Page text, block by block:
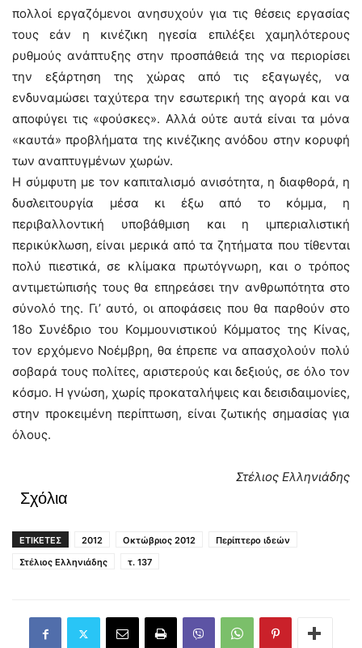
πολλοί εργαζόμενοι ανησυχούν για τις θέσεις εργασίας
τους εάν η κινέζικη ηγεσία επιλέξει χαμηλότερους
ρυθμούς ανάπτυξης στην προσπάθειά της να περιορίσει
την εξάρτηση της χώρας από τις εξαγωγές, να
ενδυναμώσει ταχύτερα την εσωτερική της αγορά και να
αποφύγει τις «φούσκες». Αλλά ούτε αυτά είναι τα μόνα
«καυτά» προβλήματα της κινέζικης ανόδου στην κορυφή
των αναπτυγμένων χωρών.
Η σύμφυτη με τον καπιταλισμό ανισότητα, η διαφθορά, η
δυσλειτουργία μέσα κι έξω από το κόμμα, η
περιβαλλοντική υποβάθμιση και η ιμπεριαλιστική
περικύκλωση, είναι μερικά από τα ζητήματα που τίθενται
πολύ πιεστικά, σε κλίμακα πρωτόγνωρη, και ο τρόπος
αντιμετώπισής τους θα επηρεάσει την ανθρωπότητα στο
σύνολό της. Γι’ αυτό, οι αποφάσεις που θα παρθούν στο
18ο Συνέδριο του Κομμουνιστικού Κόμματος της Κίνας,
τον ερχόμενο Νοέμβρη, θα έπρεπε να απασχολούν πολύ
σοβαρά τους πολίτες, αριστερούς και δεξιούς, σε όλο τον
κόσμο. Η γνώση, χωρίς προκαταλήψεις και δεισιδαιμονίες,
στην προκειμένη περίπτωση, είναι ζωτικής σημασίας για
όλους.
Στέλιος Ελληνιάδης
Σχόλια
ΕΤΙΚΕΤΕΣ 2012 Οκτώβριος 2012
Περίπτερο ιδεών
Στέλιος Ελληνιάδης
τ. 137